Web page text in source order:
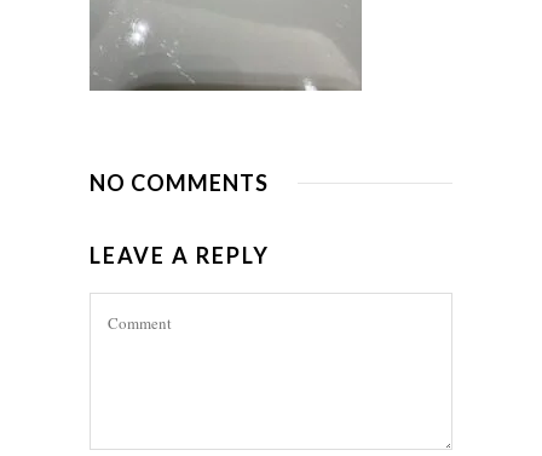
NO COMMENTS
LEAVE A REPLY